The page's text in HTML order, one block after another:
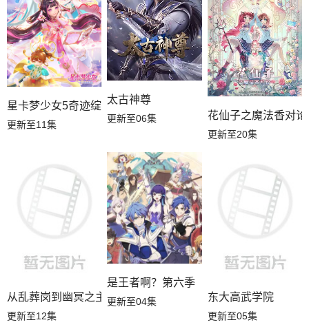
第08集 第07集 第06集
第05集 第04集 第03集
第01集
星卡梦少女5奇迹绽放
更新至11集
太古神尊
更新至06集 花仙子之魔法香对论
更新至20集
从乱葬岗到幽冥之主
更新至12集
是王者啊？第六季
更新至04集 东大高武学院
更新至05集